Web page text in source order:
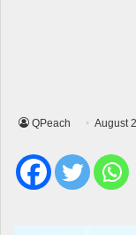
QPeach August